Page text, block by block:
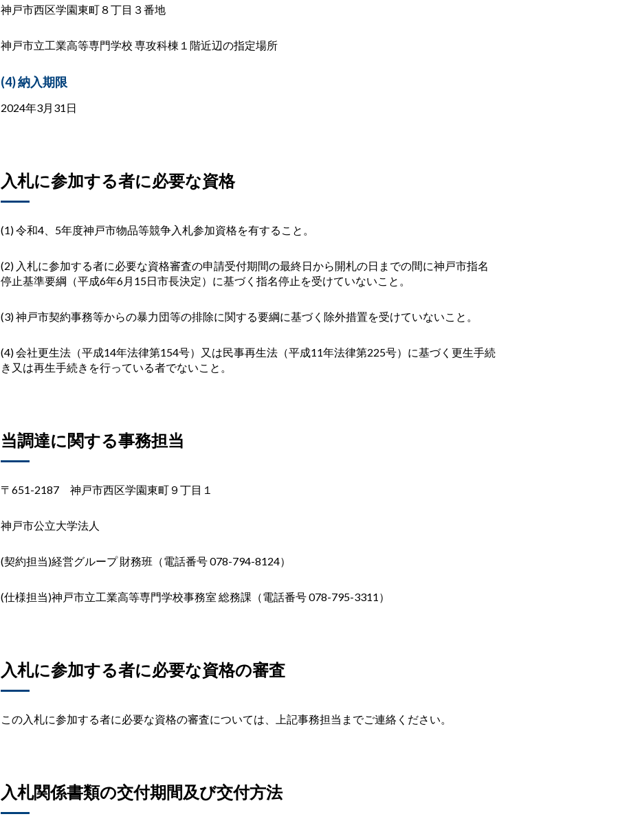
神戸市西区学園東町８丁目３番地
神戸市立工業高等専門学校 専攻科棟１階近辺の指定場所
(4)納入期限
2024年3月 31 日
入札に参加する者に必要な資格
(1)令和4 5年度神戸市物品等競争入札参加資格を有すること。
(2) 入札に参加する者に必要な資格審査の申請受付期間の最終日から開札の日までの間に神戸市指名
停止基準要綱（平成6年6月 15日市長決定）に基づく指名停止を受けていないこと。
(3)神戸市契約事務等からの暴力団等の排除に関する要綱に基づく除外措置を受けていないこと。
(4)会社更生法（平成14年法律第154号）又は民事再生法（平成11年法律第225号）に基づく更生手続
き又は再生手続きを行っている者でないこと。
当調達に関する事務担当
〒651-2187 神戸市西区学園東町９丁目１
神戸市公立大学法人
(契約担当)経営グループ 財務班（電話番号078-794-8124）
(仕様担当)神戸市立工業高等専門学校事務室 総務課（電話番号 078-795-3311）
入札に参加する者に必要な資格の審査
この入札に参加する者に必要な資格の審査については、上記事務担当までご連絡ください。
入札関係書類の交付期間及び交付方法